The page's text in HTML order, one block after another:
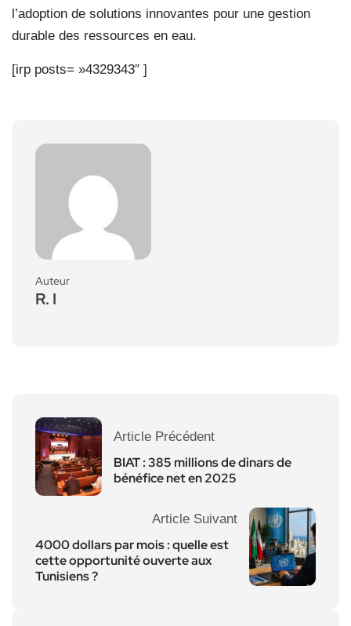
l’adoption de solutions innovantes pour une gestion
durable des ressources en eau.
[irp posts= »4329343″ ]
Auteur
R. I
Article Précédent
BIAT : 385 millions de dinars de
bénéfice net en 2025
Article Suivant
4000 dollars par mois : quelle est
cette opportunité ouverte aux
Tunisiens ?